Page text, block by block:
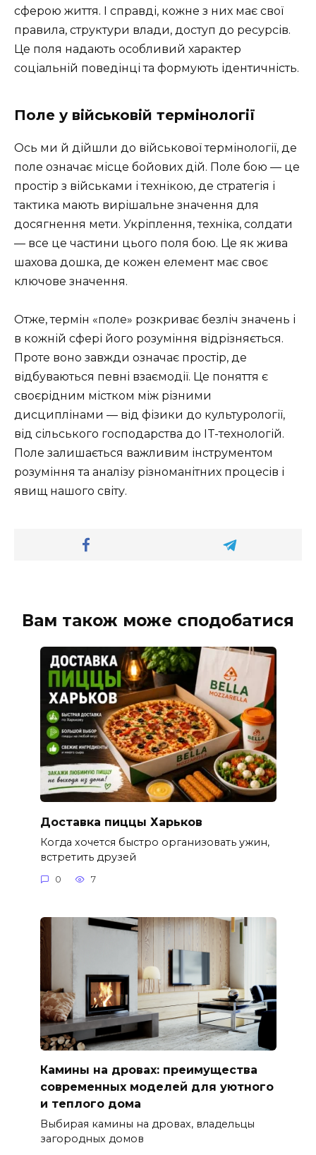
сферою життя. І справді, кожне з них має свої
правила, структури влади, доступ до ресурсів.
Це поля надають особливий характер
соціальній поведінці та формують ідентичність.
Поле у військовій термінології
Ось ми й дійшли до військової термінології, де
поле означає місце бойових дій. Поле бою — це
простір з військами і технікою, де стратегія і
тактика мають вирішальне значення для
досягнення мети. Укріплення, техніка, солдати
— все це частини цього поля бою. Це як жива
шахова дошка, де кожен елемент має своє
ключове значення.
Отже, термін «поле» розкриває безліч значень і
в кожній сфері його розуміння відрізняється.
Проте воно завжди означає простір, де
відбуваються певні взаємодії. Це поняття є
своєрідним містком між різними
дисциплінами — від фізики до культурології,
від сільського господарства до IT-технологій.
Поле залишається важливим інструментом
розуміння та аналізу різноманітних процесів і
явищ нашого світу.
Вам також може сподобатися
Доставка пиццы Харьков
Когда хочется быстро организовать ужин,
встретить друзей
0 7
Камины на дровах: преимущества
современных моделей для уютного
и теплого дома
Выбирая камины на дровах, владельцы
загородных домов